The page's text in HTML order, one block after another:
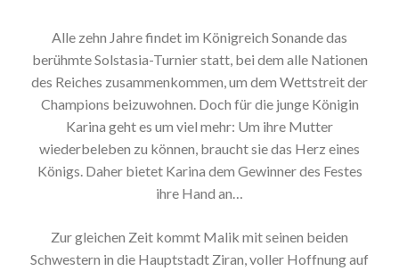
Alle zehn Jahre findet im Königreich Sonande das
berühmte Solstasia-Turnier statt, bei dem alle Nationen
des Reiches zusammenkommen, um dem Wettstreit der
Champions beizuwohnen. Doch für die junge Königin
Karina geht es um viel mehr: Um ihre Mutter
wiederbeleben zu können, braucht sie das Herz eines
Königs. Daher bietet Karina dem Gewinner des Festes
ihre Hand an…
Zur gleichen Zeit kommt Malik mit seinen beiden
Schwestern in die Hauptstadt Ziran, voller Hoffnung auf